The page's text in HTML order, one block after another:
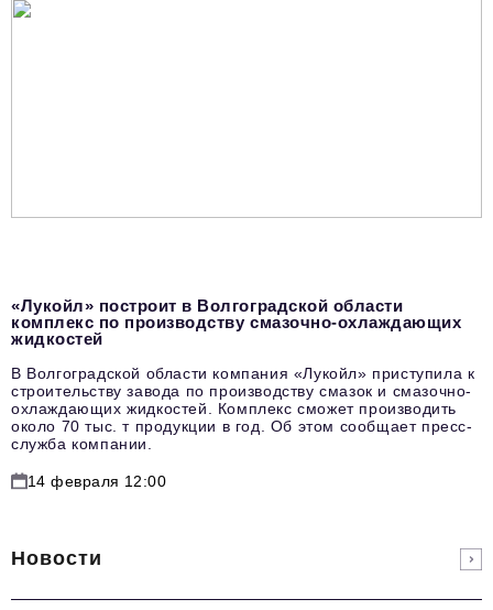
«Лукойл» построит в Волгоградской области
комплекс по производству смазочно-охлаждающих
жидкостей
В Волгоградской области компания «Лукойл» приступила к
строительству завода по производству смазок и смазочно-
охлаждающих жидкостей. Комплекс сможет производить
около 70 тыс. т продукции в год. Об этом сообщает пресс-
служба компании.
14 февраля 12:00
Новости